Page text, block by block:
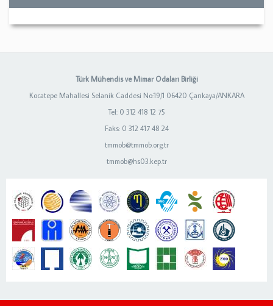
Türk Mühendis ve Mimar Odaları Birliği
Kocatepe Mahallesi Selanik Caddesi No:19/1 06420 Çankaya/ANKARA
Tel: 0 312 418 12 75
Faks: 0 312 417 48 24
tmmob@tmmob.org.tr
tmmob@hs03.kep.tr